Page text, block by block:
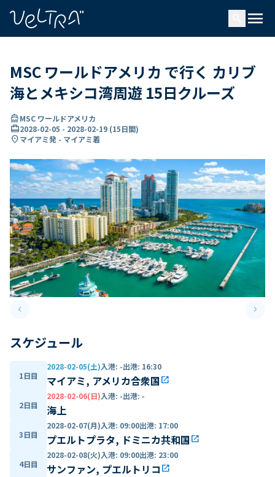
menu
MSC ワールドアメリカ で行く カリブ
海とメキシコ湾周遊 15日クルーズ
directions_boatMSC ワールドアメリカ
card_travel2028-02-05 - 2028-02-19 (15日間)
location_onマイアミ発 - マイアミ着
keyboard_arrow_leftPrevious slide keyboard_arrow_right
スケジュール
1日目
2028-02-05(土)入港: -出港: 16:30
マイアミ, アメリカ合衆国open_in_new
2日目
2028-02-06(日)入港: -出港: -
海上
3日目
2028-02-07(月)入港: 09:00出港: 17:00
プエルトプラタ, ドミニカ共和国open_in_new
4日目
2028-02-08(火)入港: 09:00出港: 23:00
サンファン, プエルトリコ open_in_new